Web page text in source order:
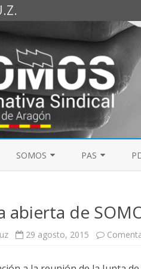
SOMOS
REPRESENTANTES SOMOS PDI
PAS
MESA DE PAS
abierta de
29 agosto, 2015